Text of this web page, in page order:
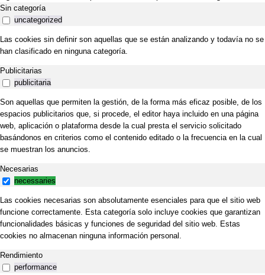
Sin categoría
uncategorized
Las cookies sin definir son aquellas que se están analizando y todavía no se
han clasificado en ninguna categoría.
Publicitarias
publicitaria
Son aquellas que permiten la gestión, de la forma más eficaz posible, de los
espacios publicitarios que, si procede, el editor haya incluido en una página
web, aplicación o plataforma desde la cual presta el servicio solicitado
basándonos en criterios como el contenido editado o la frecuencia en la cual
se muestran los anuncios.
Necesarias
necessaries
Las cookies necesarias son absolutamente esenciales para que el sitio web
funcione correctamente. Esta categoría solo incluye cookies que garantizan
funcionalidades básicas y funciones de seguridad del sitio web. Estas
cookies no almacenan ninguna información personal.
Rendimiento
performance